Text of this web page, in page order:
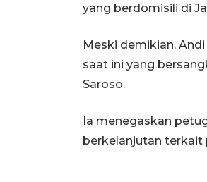
yang berdomisili di
Meski demikian,
saat ini yang
Saroso.
Ia menegaskan
berkelanjutan terkait